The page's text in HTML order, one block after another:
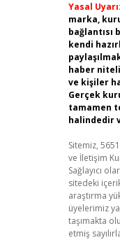
Yasal Uyarı:
marka,
bağlantısı
kendi
haber
ve kişiler
Gerçek
tamamen
halindedir
Sitemiz,
ve İletişim
Sağlayıcı
sitedeki
araştırma
üyelerimiz
taşımakta
etmiş